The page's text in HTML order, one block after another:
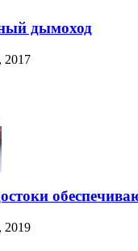
дымоход
2017
2019